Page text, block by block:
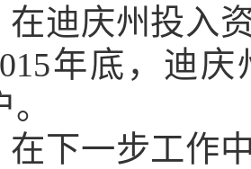
在迪庆州投入
年底，迪
。
在下一步工作